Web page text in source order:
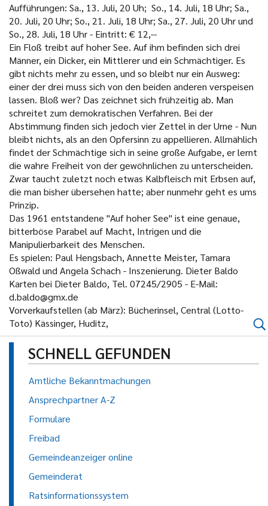
Aufführungen: Sa., 13. Juli, 20 Uh; So., 14. Juli, 18 Uhr; Sa.,
20. Juli, 20 Uhr; So., 21. Juli, 18 Uhr; Sa., 27. Juli, 20 Uhr und
So., 28. Juli, 18 Uhr - Eintritt: € 12,--
Ein Floß treibt auf hoher See. Auf ihm befinden sich drei
Männer, ein Dicker, ein Mittlerer und ein Schmächtiger. Es
gibt nichts mehr zu essen, und so bleibt nur ein Ausweg:
einer der drei muss sich von den beiden anderen verspeisen
lassen. Bloß wer? Das zeichnet sich frühzeitig ab. Man
schreitet zum demokratischen Verfahren. Bei der
Abstimmung finden sich jedoch vier Zettel in der Urne - Nun
bleibt nichts, als an den Opfersinn zu appellieren. Allmählich
findet der Schmächtige sich in seine große Aufgabe, er lernt
die wahre Freiheit von der gewöhnlichen zu unterscheiden.
Zwar taucht zuletzt noch etwas Kalbfleisch mit Erbsen auf,
die man bisher übersehen hatte; aber nunmehr geht es ums
Prinzip.
Das 1961 entstandene "Auf hoher See" ist eine genaue,
bitterböse Parabel auf Macht, Intrigen und die
Manipulierbarkeit des Menschen.
Es spielen: Paul Hengsbach, Annette Meister, Tamara
Oßwald und Angela Schach - Inszenierung. Dieter Baldo
Karten bei Dieter Baldo, Tel. 07245/2905 - E-Mail:
d.baldo@gmx.de
Vorverkaufstellen (ab März): Bücherinsel, Central (Lotto-
Toto) Kässinger, Huditz,
SCHNELL GEFUNDEN
Amtliche Bekanntmachungen
Ansprechpartner A-Z
Formulare
Freibad
Gemeindeanzeiger online
Gemeinderat
Ratsinformationssystem